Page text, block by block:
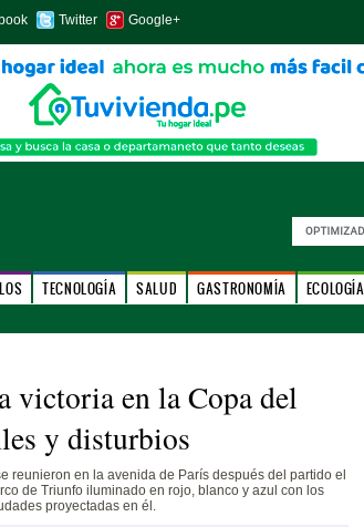
Twitter Google+
TECNOLOGÍA SALUD GASTRONOMÍA ECOLOGÍA
victoria en la Copa del
y disturbios
reunieron en la avenida de París después del partido el
de Triunfo iluminado en rojo, blanco y azul con los
proyectadas en él.